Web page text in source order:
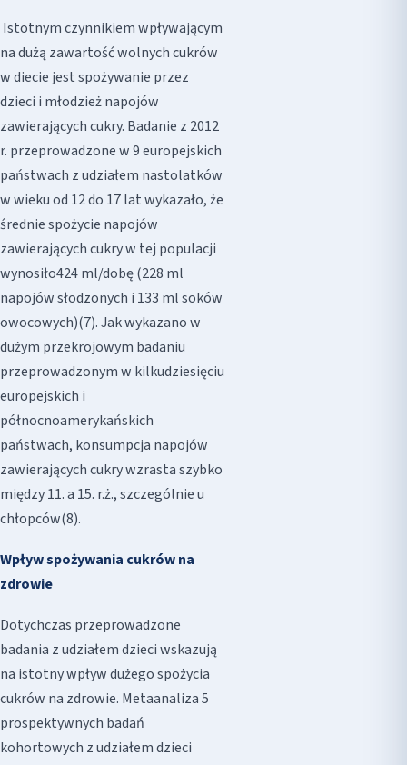
Istotnym czynnikiem wpływającym
na dużą zawartość wolnych cukrów
w diecie jest spożywanie przez
dzieci i młodzież napojów
zawierających cukry. Badanie z 2012
r. przeprowadzone w 9 europejskich
państwach z udziałem nastolatków
w wieku od 12 do 17 lat wykazało, że
średnie spożycie napojów
zawierających cukry w tej populacji
wynosiło424 ml/dobę (228 ml
napojów słodzonych i 133 ml soków
owocowych)(7). Jak wykazano w
dużym przekrojowym badaniu
przeprowadzonym w kilkudziesięciu
europejskich i
północnoamerykańskich
państwach, konsumpcja napojów
zawierających cukry wzrasta szybko
między 11. a 15. r.ż., szczególnie u
chłopców(8).
Wpływ spożywania cukrów na
zdrowie
Dotychczas przeprowadzone
badania z udziałem dzieci wskazują
na istotny wpływ dużego spożycia
cukrów na zdrowie. Metaanaliza 5
prospektywnych badań
kohortowych z udziałem dzieci